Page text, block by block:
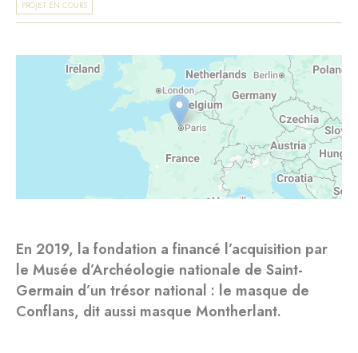
PROJET EN COURS
En 2019, la fondation a financé l’acquisition par
le Musée d’Archéologie nationale de Saint-
Germain d’un trésor national : le masque de
Conflans, dit aussi masque Montherlant.